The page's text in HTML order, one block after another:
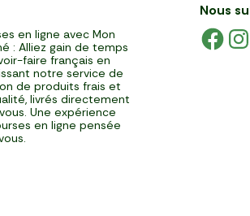
en ligne avec Mon
: Alliez gain de temps
faire français en
notre service de
de produits frais et
livrés directement
Une expérience
en ligne pensée
Nous